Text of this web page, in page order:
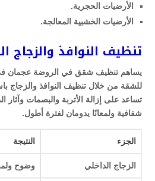
الأرضيات الحجرية.
الأرضيات الخشبية المعالجة.
تنظيف النوافذ والزجاج
يساهم تنظيف شقق في الروضة عجمان
للشقة من خلال تنظيف النوافذ والزجاج
تساعد على إزالة الأتربة والبصمات وآثار
شفافية ولمعانًا يدومان لفترة أطول.
الجزء النتيجة
الزجاج الداخلي وضوح